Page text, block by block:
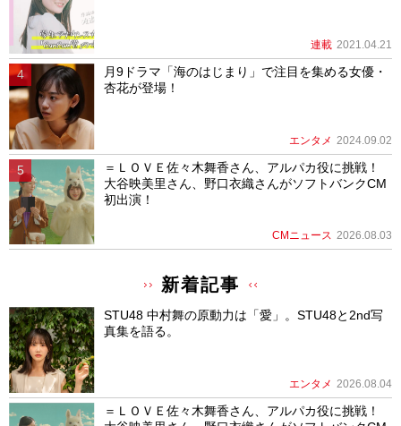
連載 2021.04.21
月9ドラマ「海のはじまり」で注目を集める女優・
杏花が登場！
エンタメ 2024.09.02
＝ＬＯＶＥ佐々木舞香さん、アルパカ役に挑戦！
大谷映美里さん、野口衣織さんがソフトバンクCM
初出演！
CMニュース 2026.08.03
新着記事
STU48 中村舞の原動力は「愛」。STU48と2nd写
真集を語る。
エンタメ 2026.08.04
＝ＬＯＶＥ佐々木舞香さん、アルパカ役に挑戦！